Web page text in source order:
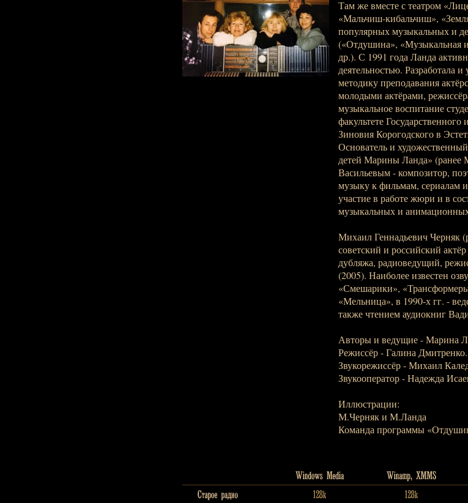
Там же вместе с театром
«Мальчиш-кибальчиш»,
популярных музыкальных и
(«Отдушина», «Музыкальная
др.). С 1991 года Ланда
деятельностью. Разработала
методику преподавания
молодыми актёрами,
музыкальное воспитание
факультете
Зиновия Корогодского в
Основатель и
детей Марины Ланда» (ранее
Васильевым - композитор,
музыку к фильмам, сериалам
участие в работе жюри и в
музыкальных и
Михаил Геннадьевич Черняк
советский и российский
дубляжа, радиоведущий,
(2005). Наиболее известен
«Смешарики»,
«Мельница», в 1990-х гг. -
также чтением аудиокниг
Авторы и ведущие - Марина
Режиссёр - Галина Дмитренко.
Звукорежиссёр - Михаил
Звукооператор - Надежда
Иллюстрации:
М.Черняк и М.Ланда
Команда программы